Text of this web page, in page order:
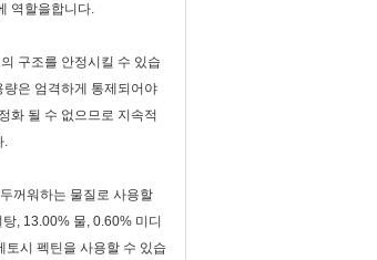
역할을합니다.
구조를 안정시킬 수 있습
은 엄격하게 통제되어야
화 될 수 없으므로 지속적
.
꺼워하는 물질로 사용할
, 13.00% 물, 0.60% 미디
시 펙틴을 사용할 수 있습